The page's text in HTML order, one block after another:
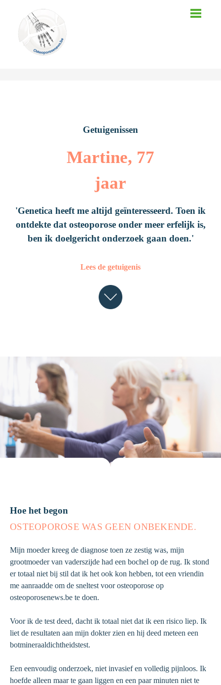
Menu
Wat is osteoporose?
Symptomen
Laten we het over je botten hebben!
Lichaamsbeweging
Valpreventie
TOOLS
UW VRAGEN
Getuigenissen
Martine, 77
jaar
'Genetica heeft me altijd geïnteresseerd. Toen ik
ontdekte dat osteoporose onder meer erfelijk is,
ben ik doelgericht onderzoek gaan doen.'
Lees de getuigenis
Hoe het begon
OSTEOPOROSE WAS GEEN ONBEKENDE.
Mijn moeder kreeg de diagnose toen ze zestig was, mijn
grootmoeder van vaderszijde had een bochel op de rug. Ik stond
er totaal niet bij stil dat ik het ook kon hebben, tot een vriendin
me aanraadde om de sneltest voor osteoporose op
osteoporosenews.be te doen.
Voor ik de test deed, dacht ik totaal niet dat ik een risico liep. Ik
liet de resultaten aan mijn dokter zien en hij deed meteen een
botmineraaldichtheidstest.
Een eenvoudig onderzoek, niet invasief en volledig pijnloos. Ik
hoefde alleen maar te gaan liggen en een paar minuten niet te